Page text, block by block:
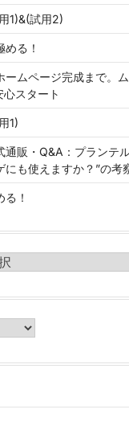
1)&(試用2)
る！
ームページ完成まで。
心スタート
1)
通販・Q&A：プランテ
にも使えますか？”の考
！